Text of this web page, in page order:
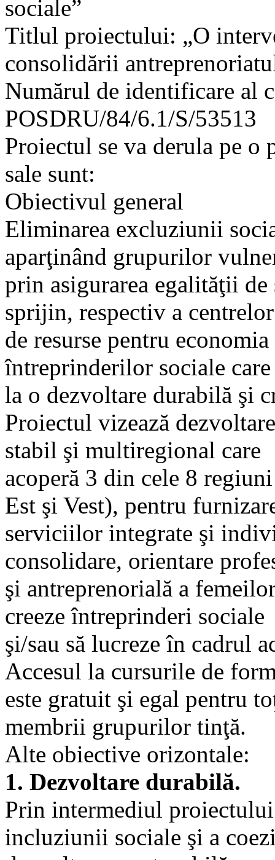
sociale”
Titlul proiectului: „O
consolidării
Numărul de identificare al
POSDRU/84/6.1/S/53513
Proiectul se va derula pe o
sale sunt:
Obiectivul general
Eliminarea excluziunii
aparţinând grupurilor
prin asigurarea egalităţii
sprijin, respectiv a centrelor
de resurse pentru
întreprinderilor sociale
la o dezvoltare durabilă şi
Proiectul vizează
stabil şi multiregional care
acoperă 3 din cele 8
Est şi Vest), pentru
serviciilor integrate şi
consolidare, orientare
şi antreprenorială a
creeze întreprinderi sociale
şi/sau să lucreze în cadrul
Accesul la cursurile de
este gratuit şi egal pentru
membrii grupurilor tinţă.
Alte obiective orizontale:
1. Dezvoltare durabilă.
Prin intermediul proiectului
incluziunii sociale şi a